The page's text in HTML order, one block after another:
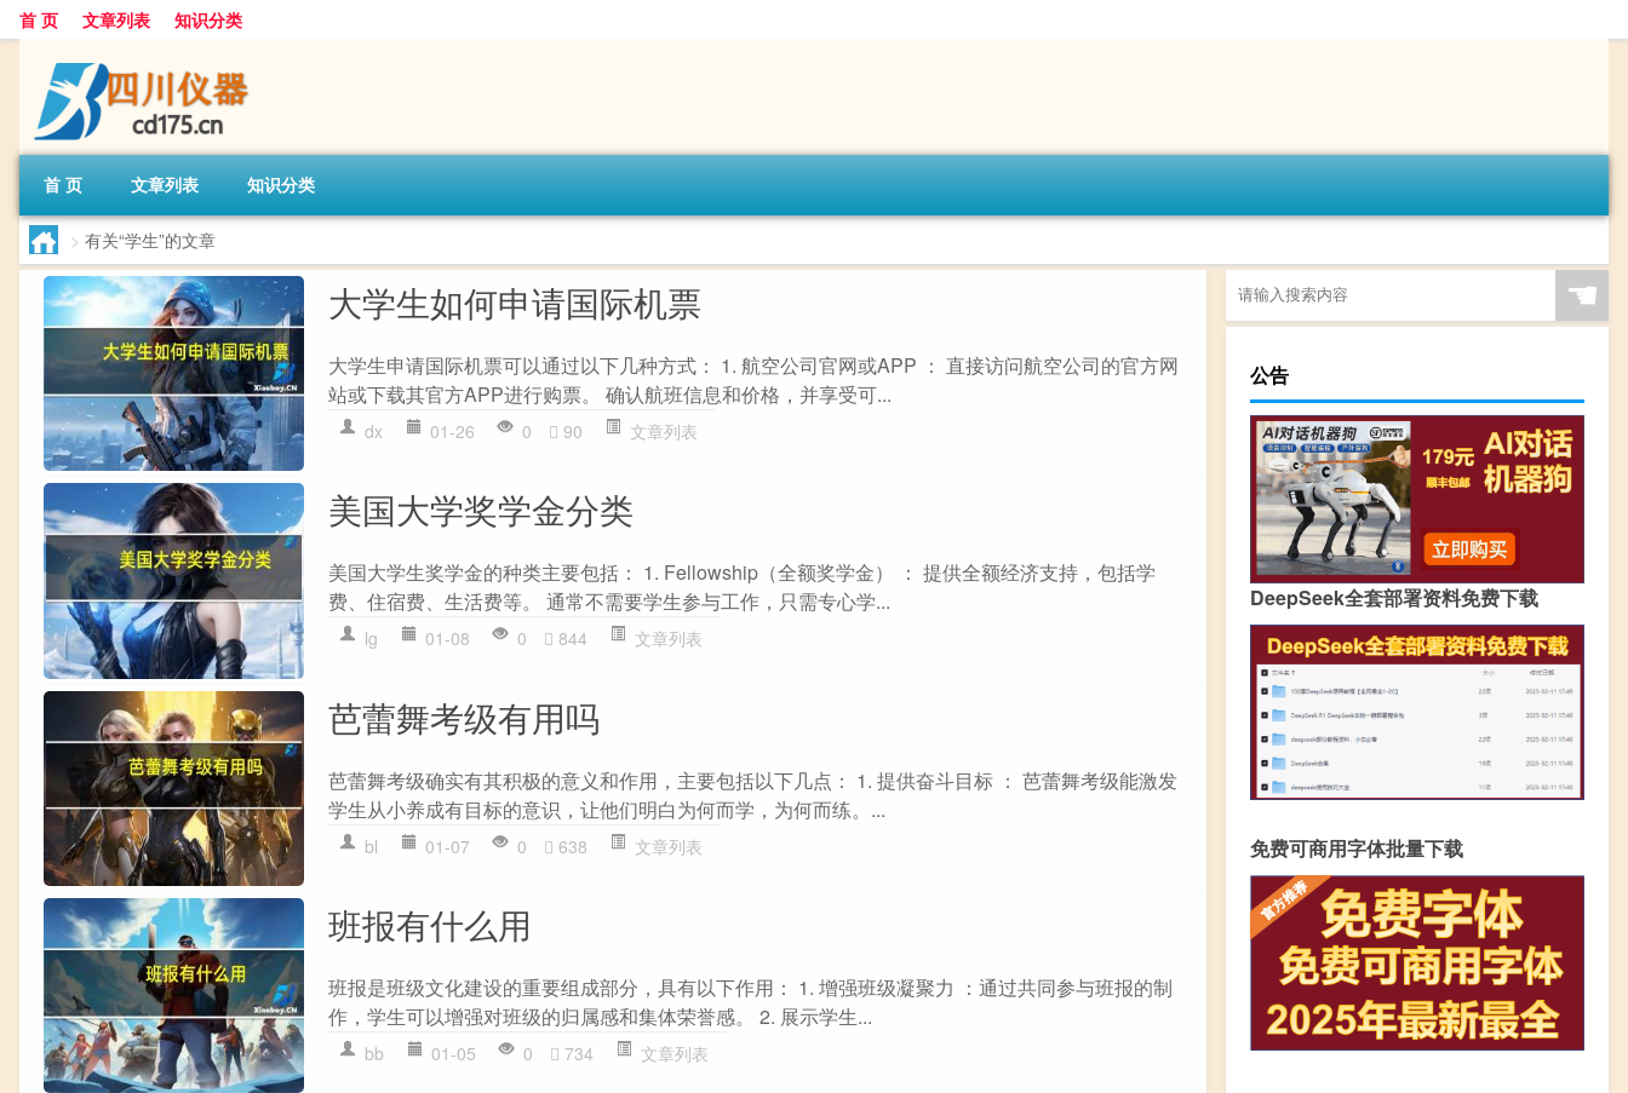
首 页 文章列表 知识分类
首 页 文章列表 知识分类
> 有关“学生”的文章
大学生如何申请国际机票
大学生申请国际机票可以通过以下几种方式： 1. 航空公司官网或APP ： 直接访问航空公司的官方网
站或下载其官方APP进行购票。 确认航班信息和价格，并享受可...
dx 01-26 0 90 文章列表
美国大学奖学金分类
美国大学生奖学金的种类主要包括： 1. Fellowship（全额奖学金） ： 提供全额经济支持，包括学
费、住宿费、生活费等。 通常不需要学生参与工作，只需专心学...
lg 01-08 0 844 文章列表
芭蕾舞考级有用吗
芭蕾舞考级确实有其积极的意义和作用，主要包括以下几点： 1. 提供奋斗目标 ： 芭蕾舞考级能激发
学生从小养成有目标的意识，让他们明白为何而学，为何而练。...
bl 01-07 0 638 文章列表
班报有什么用
班报是班级文化建设的重要组成部分，具有以下作用： 1. 增强班级凝聚力 ：通过共同参与班报的制
作，学生可以增强对班级的归属感和集体荣誉感。 2. 展示学生...
bb 01-05 0 734 文章列表
☚
公告
DeepSeek全套部署资料免费下载
免费可商用字体批量下载